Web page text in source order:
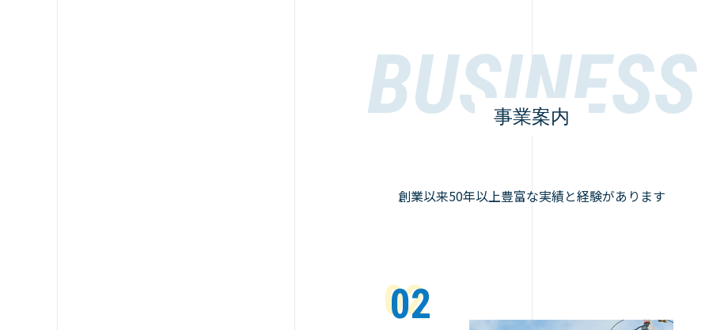
事業案内
創業以来50年以上豊富な実績と経験があります
02